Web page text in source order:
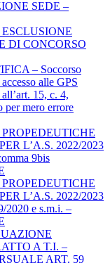
SEDE –
DI CONCORSO
– Soccorso
alle GPS
15, c. 4,
per mero errore
L’A.S. 2022/2023
9bis
L’A.S. 2022/2023
2020 e s.m.i. –
A T.I. –
ART. 59